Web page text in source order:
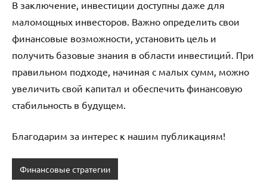
В заключение, инвестиции доступны даже для
маломощных инвесторов. Важно определить свои
финансовые возможности, установить цель и
получить базовые знания в области инвестиций. При
правильном подходе, начиная с малых сумм, можно
увеличить свой капитал и обеспечить финансовую
стабильность в будущем.
Благодарим за интерес к нашим публикациям!
Финансовые стратегии